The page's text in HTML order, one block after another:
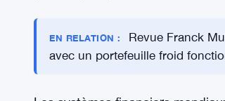
Brooks souligne également un
monnaies numériques et les
que leur influence sur les actifs